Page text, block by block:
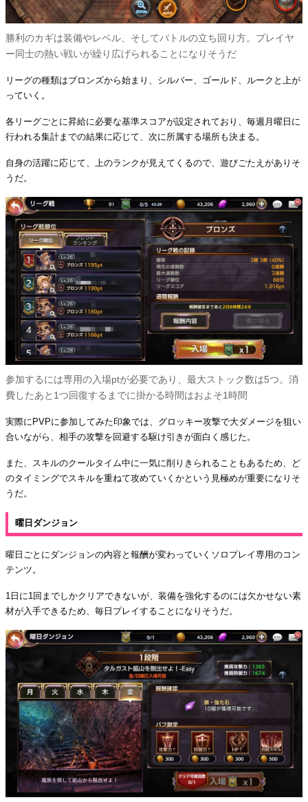
勝利のカギは装備やレベル、そしてバトルの立ち回り方。プレイヤ
ー同士の熱い戦いが繰り広げられることになりそうだ
リーグの種類はブロンズから始まり、シルバー、ゴールド、ルークと上が
っていく。
各リーグごとに昇給に必要な基準スコアが設定されており、毎週月曜日に
行われる集計までの結果に応じて、次に所属する場所も決まる。
自身の活躍に応じて、上のランクが見えてくるので、遊びごたえがありそ
うだ。
参加するには専用の入場ptが必要であり、最大ストック数は5つ。消
費したあと1つ回復するまでに掛かる時間はおよそ1時間
実際にPVPに参加してみた印象では、グロッキー攻撃で大ダメージを狙い
合いながら、相手の攻撃を回避する駆け引きが面白く感じた。
また、スキルのクールタイム中に一気に削りきられることもあるため、ど
のタイミングでスキルを重ねて攻めていくかという見極めが重要になりそ
うだ。
曜日ダンジョン
曜日ごとにダンジョンの内容と報酬が変わっていくソロプレイ専用のコン
テンツ。
1日に1回までしかクリアできないが、装備を強化するのには欠かせない素
材が入手できるため、毎日プレイすることになりそうだ。